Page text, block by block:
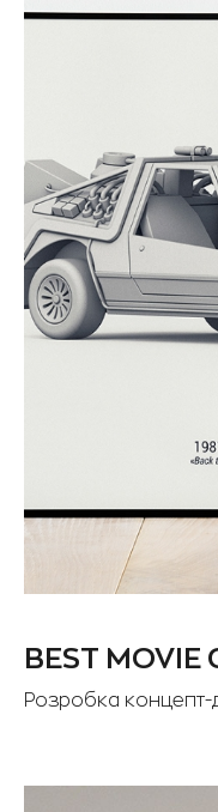
BEST MOVIE
Розробка концепт-